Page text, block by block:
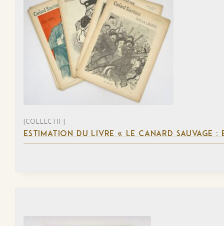
[COLLECTIF]
ESTIMATION DU LIVRE « LE CANARD SAUVAGE :